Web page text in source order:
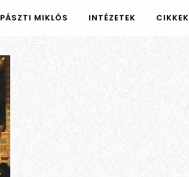
PÁSZTI MIKLÓS INTÉZETEK CIKKEK